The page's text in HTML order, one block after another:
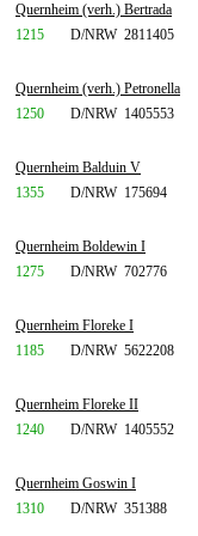
Quernheim (verh.) Bertrada
1215
D/NRW 2811405
Quernheim (verh.) Petronella
1250
D/NRW 1405553
Quernheim Balduin V
1355
D/NRW 175694
Quernheim Boldewin I
1275
D/NRW 702776
Quernheim Floreke I
1185
D/NRW 5622208
Quernheim Floreke II
1240
D/NRW 1405552
Quernheim Goswin I
1310
D/NRW 351388